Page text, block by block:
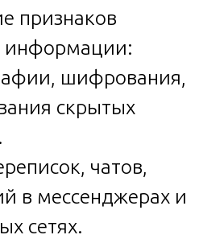
признаков
информации:
шифрования,
скрытых
чатов,
в мессенджерах и
сетях.